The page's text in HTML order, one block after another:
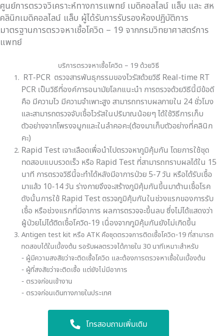
ศูนย์การตรวจวิเคราะห์ทางการแพทย์ เมดิคอลไลน์ แล็บ และ สห
คลินิกเมดิคอลไลน์ แล็บ ผู้ได้รับการรับรองห้องปฏิบัติการ
มาตรฐานการตรวจหาเชื้อโควิด – 19 จากกรมวิทยาศาสตร์การ
แพทย์
บริการตรวจหาเชื้อโควิด – 19 ด้วยวิธี
RT-PCR ตรวจสารพันธุกรรมของไวรัสด้วยวิธี Real-time RT
PCR เป็นวิธีที่องค์การอนามัยโลกแนะนำ การตรวจด้วยวิธีนี้มีข้อดี
คือ มีความไว มีความจำเพาะสูง สามารถทราบผลภายใน 24 ชั่วโมง
และสามารถตรวจจับเชื้อไวรัสในปริมาณน้อยๆ ได้ใช้วิธีการเก็บ
ตัวอย่างจากโพรงจมูกและในลำคอคะ​(ต้องมาเก็บตัวอย่างที่คลินิก
คะ)​
Rapid Test เจาะเลือดเพื่อนำไปตรวจหาภูมิคุ้มกัน โดยการใช้ชุด
ทดสอบแบบรวดเร็ว หรือ Rapid Test ที่สามารถทราบผลได้ใน 15
นาที การตรวจวิธีนี้จะทำได้หลังมีอาการป่วย 5-7 วัน หรือได้รับเชื้อ
มาแล้ว 10-14 วัน ร่างกายจึงจะสร้างภูมิคุ้มกันขึ้นมาต้านเชื้อโรค
ดังนั้นการใช้ Rapid Test ตรวจภูมิคุ้มกันในช่วงแรกของการรับ
เชื้อ หรือช่วงแรกที่มีอาการ ผลการตรวจจะขึ้นลบ ซึ่งไม่ได้แสดงว่า
ผู้ป่วยไม่ได้ติดเชื้อโควิด-19 เนื่องจากภูมิคุ้มกันยังไม่เกิดขึ้น
Antigen test kit หรือ ATK คือชุดตรวจการติดเชื้อโควิด-19 ที่สามารถ
ทดสอบได้ในเบื้องต้น รอรับผลตรวจได้ภายใน 30 นาทีเหมาะสำหรับ
- ผู้มีความสงสัยว่าจะติดเชื้อโควิด และต้องการตรวจหาเชื้อในเบื้องต้น
- ผู้ที่สงสัยว่าจะติดเชื้อ แต่ยังไม่มีอาการ
- ตรวจก่อนเข้างาน
- ตรวจก่อนเดินทางภายในประเทศ
โทรสอบถามเพิ่มเติม